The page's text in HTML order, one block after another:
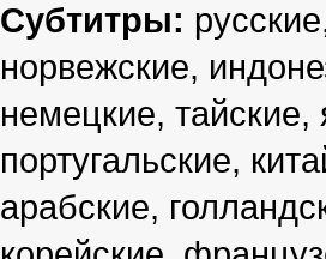
Субтитры:
норвежские,
немецкие, тайские,
португальские,
арабские,